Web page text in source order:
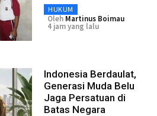
HUKUM
Oleh Martinus Boimau
4 jam yang lalu
Indonesia Berdaulat,
Generasi Muda Belu
Jaga Persatuan di
Batas Negara